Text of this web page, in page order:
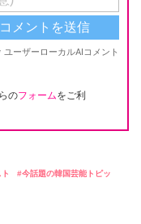
のフォームをご利
今話題の韓国芸能トピッ